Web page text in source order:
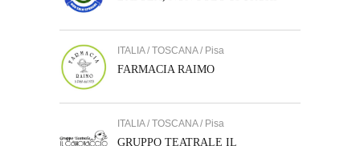
ITALIA / TOSCANA / Pisa
FARMACIA RAIMO
ITALIA / TOSCANA / Pisa
GRUPPO TEATRALE IL